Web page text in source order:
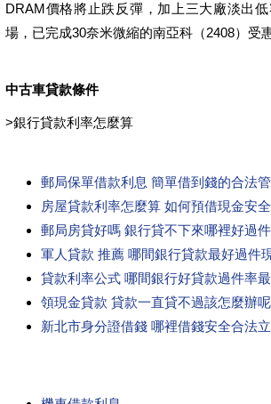
DRAM價格將止跌反彈，加上三大廠淡出
場，已完成30奈米微縮的南亞科（2408）受
中古車貸款條件
>銀行貸款利率怎麼算
郵局保單借款利息 簡單借到錢的合法
房屋貸款利率怎麼算 如何預借現金安
郵局房貸好嗎 銀行貸不下來哪裡好過
軍人貸款 推薦 哪間銀行貸款最好過件
貸款利率公式 哪間銀行好貸款過件率
領現金貸款 貸款一直貸不過該怎麼辦呢
新北市身分證借錢 哪裡借錢安全合法